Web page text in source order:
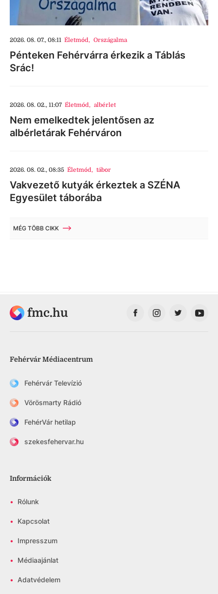
2026. 08. 07., 08:11 Életmód, Országalma
Pénteken Fehérvárra érkezik a Táblás
Srác!
2026. 08. 02., 11:07 Életmód, albérlet
Nem emelkedtek jelentősen az
albérletárak Fehérváron
2026. 08. 02., 08:35 Életmód, tábor
Vakvezető kutyák érkeztek a SZÉNA
Egyesület táborába
MÉG TÖBB CIKK
fmc.hu
Fehérvár Médiacentrum
Fehérvár Televízió
Vörösmarty Rádió
FehérVár hetilap
szekesfehervar.hu
Információk
• Rólunk
• Kapcsolat
• Impresszum
• Médiaajánlat
• Adatvédelem